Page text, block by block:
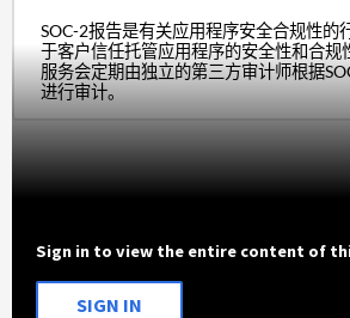
SOC-2报告是有关应用程序安全合规性的
于客户信任托管应用程序的安全性和合
服务会定期由独立的第三方审计师根据
进行审计。
Sign in to view the entire content of
SIGN IN